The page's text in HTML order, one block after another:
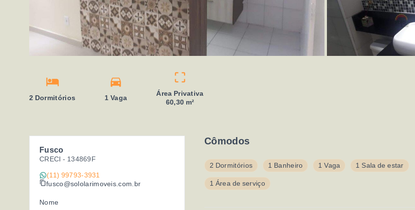
2 Dormitórios 1 Vaga
Área Privativa
60,30 m²
Fusco
CRECI - 134869F
(11) 99793-3931
fusco@sololarimoveis.com.br
Nome
Cômodos
2 Dormitórios 1 Banheiro 1 Vaga 1 Sala de estar
1 Área de serviço